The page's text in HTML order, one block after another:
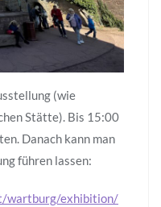
(wie
Stätte). Bis 15:00
Danach kann man
führen lassen:
wartburg/exhibition/